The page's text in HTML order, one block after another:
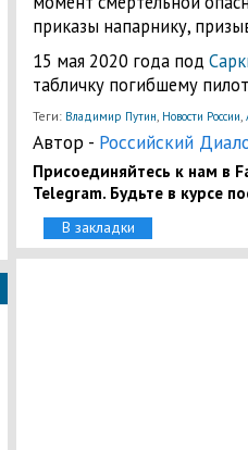
приказы напарнику,
15 мая 2020 года под
табличку погибшему
Теги: Владимир Путин, Новости России,
Автор - Российский
Присоединяйтесь к нам в
Telegram. Будьте в курсе
В закладки